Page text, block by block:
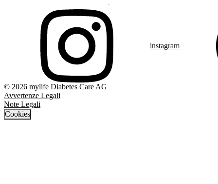
instagram
© 2026 mylife Diabetes Care AG
Avvertenze Legali
Note Legali
Cookies